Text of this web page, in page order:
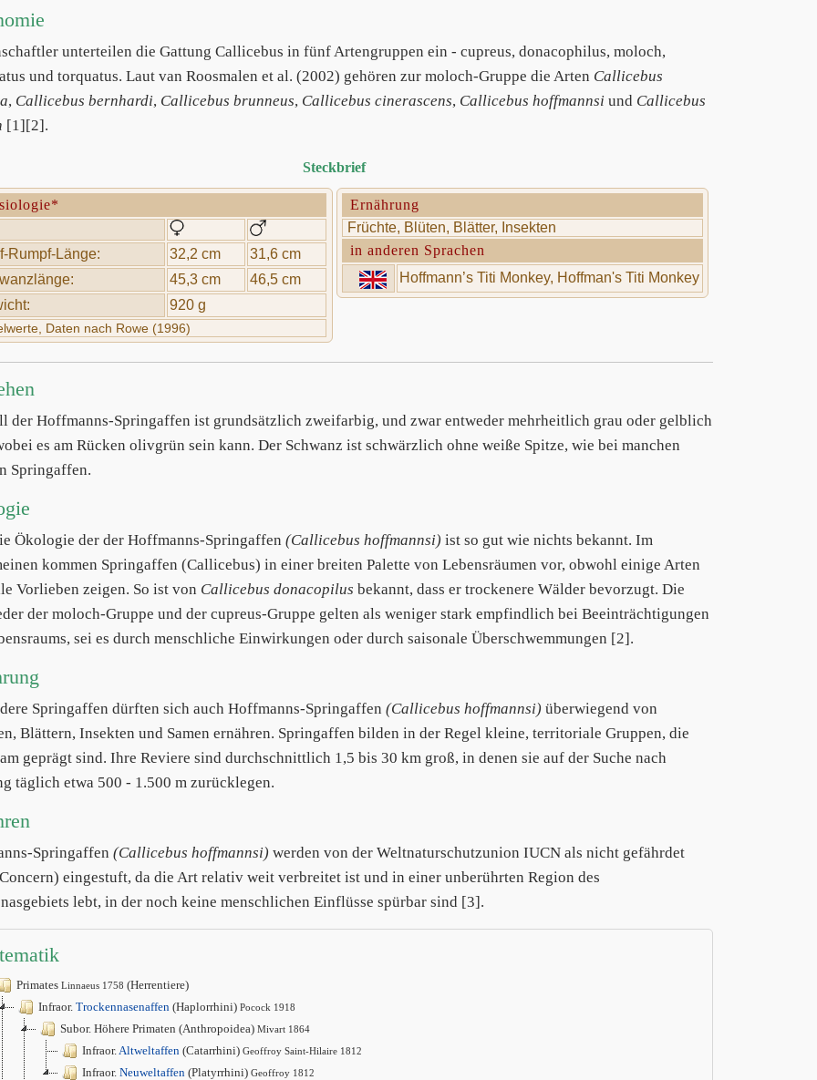
unterteilen die Gattung Callicebus in fünf Artengruppen ein - cupreus, donacophilus, moloch,
und torquatus. Laut van Roosmalen et al. (2002) gehören zur moloch-Gruppe die Arten Callicebus
, Callicebus bernhardi, Callicebus brunneus, Callicebus cinerascens, Callicebus hoffmannsi und Callicebus
[1][2].
Steckbrief
Rumpf-Länge: 32,2 cm
31,6 cm
45,3 cm
46,5 cm
920 g
Daten nach Rowe (1996)
Ernährung
Früchte, Blüten, Blätter, Insekten
in anderen Sprachen
Hoffmann’s Titi Monkey, Hoffman's Titi Monkey
der Hoffmanns-Springaffen ist grundsätzlich zweifarbig, und zwar entweder mehrheitlich grau oder gelblich
es am Rücken olivgrün sein kann. Der Schwanz ist schwärzlich ohne weiße Spitze, wie bei manchen
Springaffen.
Ökologie der der Hoffmanns-Springaffen (Callicebus hoffmannsi) ist so gut wie nichts bekannt. Im
kommen Springaffen (Callicebus) in einer breiten Palette von Lebensräumen vor, obwohl einige Arten
Vorlieben zeigen. So ist von Callicebus donacopilus bekannt, dass er trockenere Wälder bevorzugt. Die
der moloch-Gruppe und der cupreus-Gruppe gelten als weniger stark empfindlich bei Beeinträchtigungen
sei es durch menschliche Einwirkungen oder durch saisonale Überschwemmungen [2].
Springaffen dürften sich auch Hoffmanns-Springaffen (Callicebus hoffmannsi) überwiegend von
Blättern, Insekten und Samen ernähren. Springaffen bilden in der Regel kleine, territoriale Gruppen, die
geprägt sind. Ihre Reviere sind durchschnittlich 1,5 bis 30 km groß, in denen sie auf der Suche nach
täglich etwa 500 - 1.500 m zurücklegen.
Springaffen (Callicebus hoffmannsi) werden von der Weltnaturschutzunion IUCN als nicht gefährdet
eingestuft, da die Art relativ weit verbreitet ist und in einer unberührten Region des
lebt, in der noch keine menschlichen Einflüsse spürbar sind [3].
Primates Linnaeus 1758 (Herrentiere)
Infraor. Trockennasenaffen (Haplorrhini) Pocock 1918
Subor. Höhere Primaten (Anthropoidea) Mivart 1864
Infraor.Altweltaffen (Catarrhini) Geoffroy Saint-Hilaire 1812
Infraor. Neuweltaffen (Platyrrhini) Geoffroy 1812